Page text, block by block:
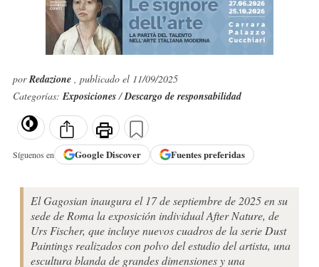
porRedazione , publicado el 11/09/2025
Categorías:Exposiciones/Descargo de responsabilidad
Síguenos en GoogleDiscover Fuentes preferidas
El Gagosian inaugura el 17 de septiembre de 2025 en su
sede de Roma la exposición individual After Nature, de
Urs Fischer, que incluye nuevos cuadros de la serie Dust
Paintings realizados con polvo del estudio del artista, una
escultura blanda de grandes dimensiones y una